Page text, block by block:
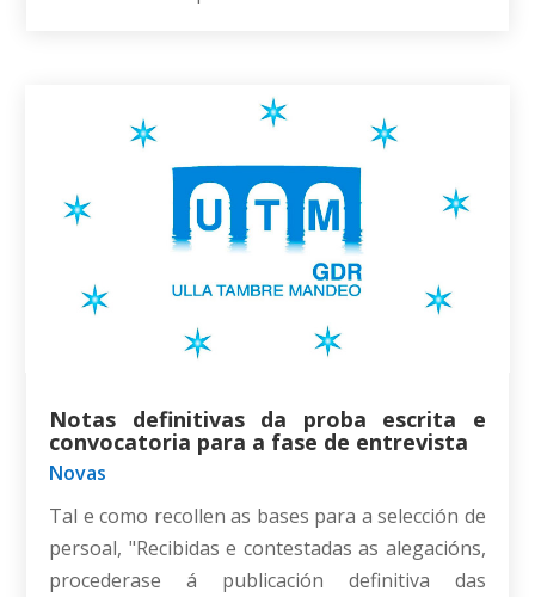
Notas definitivas da proba escrita e
convocatoria para a fase de entrevista
Novas
Tal e como recollen as bases para a selección de
persoal, "Recibidas e contestadas as alegacións,
procederase á publicación definitiva das